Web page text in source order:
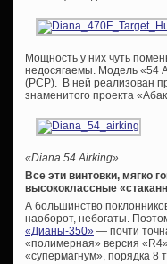
Мощность у них чуть
недосягаемы. Модель «54
(PCP). В ней реализован
знаменитого проекта
«Diana 54 Airking»
Все эти винтовки, мягко
высококлассные
А большинство
наоборот, небогаты.
«Дианы-350» — почти
«полимерная» версия
«супермагнум», порядка 8